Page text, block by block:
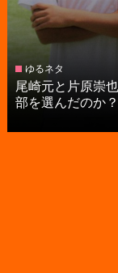
ゆるネタ
尾崎元と片原崇
部を選んだのか？